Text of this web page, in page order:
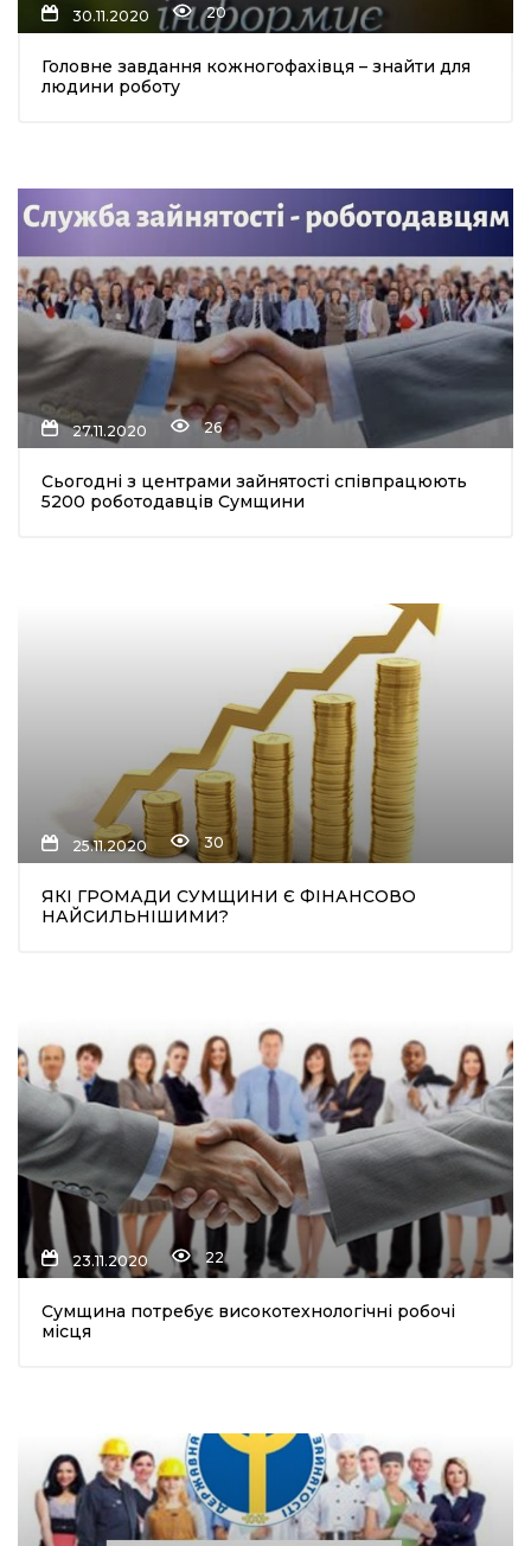
30.11.2020 20
Головне завдання кожногофахівця – знайти для
людини роботу
27.11.2020 26
Сьогодні з центрами зайнятості співпрацюють
5200 роботодавців Сумщини
25.11.2020 30
ЯКІ ГРОМАДИ СУМЩИНИ Є ФІНАНСОВО
НАЙСИЛЬНІШИМИ?
23.11.2020 22
Сумщина потребує високотехнологічні робочі
місця